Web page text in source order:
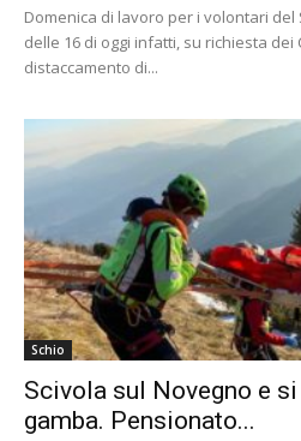
Domenica di lavoro per i volontari del
delle 16 di oggi infatti, su richiesta dei
distaccamento di...
Schio
Scivola sul Novegno e
gamba. Pensionato...